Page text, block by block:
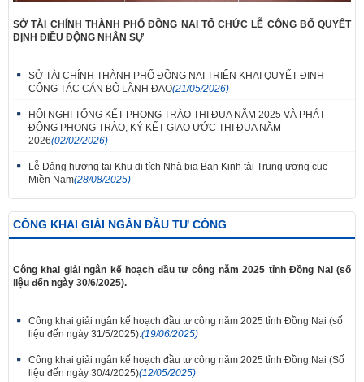
SỞ TÀI CHÍNH THÀNH PHỐ ĐỒNG NAI TỔ CHỨC LỄ CÔNG BỐ QUYẾT
ĐỊNH ĐIỀU ĐỘNG NHÂN SỰ
SỞ TÀI CHÍNH THÀNH PHỐ ĐỒNG NAI TRIỂN KHAI QUYẾT ĐỊNH
CÔNG TÁC CÁN BỘ LÃNH ĐẠO(21/05/2026)
HỘI NGHỊ TỔNG KẾT PHONG TRÀO THI ĐUA NĂM 2025 VÀ PHÁT
ĐỘNG PHONG TRÀO, KÝ KẾT GIAO ƯỚC THI ĐUA NĂM
2026(02/02/2026)
Lễ Dâng hương tại Khu di tích Nhà bia Ban Kinh tài Trung ương cục
Miền Nam(28/08/2025)
CÔNG KHAI GIẢI NGÂN ĐẦU TƯ CÔNG
Công khai giải ngân kế hoạch đầu tư công năm 2025 tỉnh Đồng Nai (số
liệu đến ngày 30/6/2025).
Công khai giải ngân kế hoạch đầu tư công năm 2025 tỉnh Đồng Nai (số
liệu đến ngày 31/5/2025). (19/06/2025)
Công khai giải ngân kế hoạch đầu tư công năm 2025 tỉnh Đồng Nai (Số
liệu đến ngày 30/4/2025)(12/05/2025)